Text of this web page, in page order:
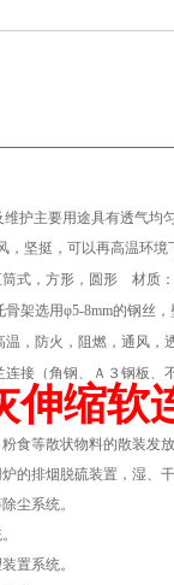
维护主要用途具有透气均
坚挺，可以再高温环境
筒式，方形，圆形 材质
架选用φ5-8mm的钢丝，
温，防火，阻燃，通风，
连接（角钢、Ａ３钢板、
伸缩软
食等散状物料的散装发
的排烟脱硫装置，湿、干
尘系统。
置系统。